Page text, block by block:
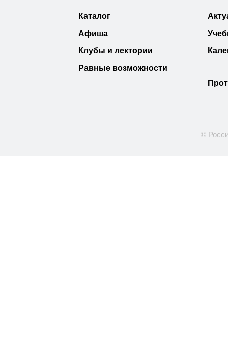
Каталог
Афиша
Клубы и лектории
Равные возможности
©